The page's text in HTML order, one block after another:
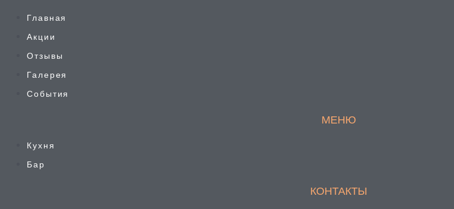
Главная
Акции
Отзывы
Галерея
События
МЕНЮ
Кухня
Бар
КОНТАКТЫ